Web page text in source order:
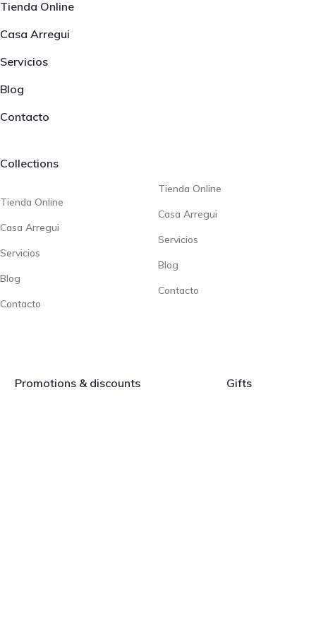
Tienda Online
Casa Arregui
Servicios
Blog
Contacto
Collections
Tienda Online
Casa Arregui
Servicios
Blog
Contacto
Tienda Online
Casa Arregui
Servicios
Blog
Contacto
Promotions & discounts Gifts